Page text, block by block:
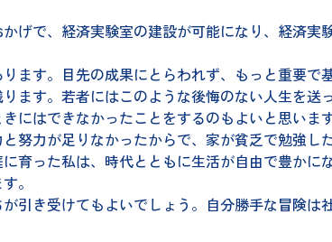
げで、経済実験室の建設が可能になり、経済実
ます。目先の成果にとらわれず、もっと重要で
す。若者にはこのような後悔のない人生を送
はできなかったことをするのもよいと思います
努力が足りなかったからで、家が貧乏で勉強し
育った私は、時代とともに生活が自由で豊かに
。
き受けてもよいでしょう。自分勝手な冒険は